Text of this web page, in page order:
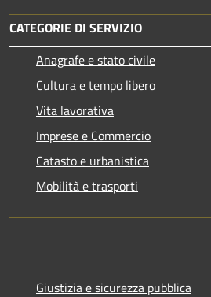
CATEGORIE DI SERVIZIO
Anagrafe e stato civile
Cultura e tempo libero
Vita lavorativa
Imprese e Commercio
Catasto e urbanistica
Mobilità e trasporti
Giustizia e sicurezza pubblica